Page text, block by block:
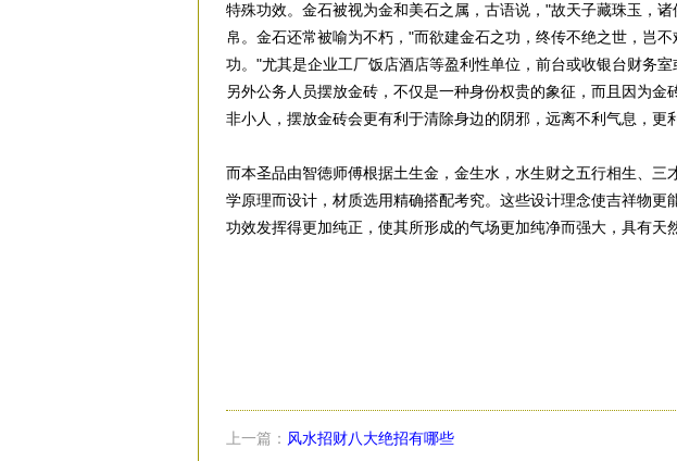
特殊功效。金石被视为金和美石之属，古语说，"故天子藏珠玉，
帛。金石还常被喻为不朽，"而欲建金石之功，终传不绝之世，岂
功。"尤其是企业工厂饭店酒店等盈利性单位，前台或收银台财务室
另外公务人员摆放金砖，不仅是一种身份权贵的象征，而且因为金
非小人，摆放金砖会更有利于清除身边的阴邪，远离不利气息，更
而本圣品由智徳师傅根据土生金，金生水，水生财之五行相生、三
学原理而设计，材质选用精确搭配考究。这些设计理念使吉祥物更
功效发挥得更加纯正，使其所形成的气场更加纯净而强大，具有天
上一篇： 风水招财八大绝招有哪些